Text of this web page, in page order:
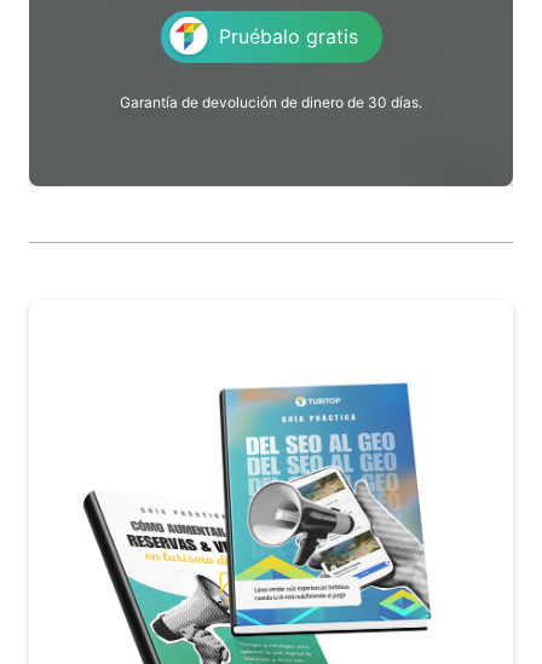
Pruébalo gratis
Garantía de devolución de dinero de 30 días.